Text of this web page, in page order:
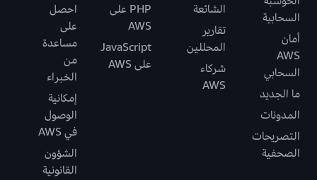
السحابية
أمان
AWS
السحابي
ما الجديد
المدونات
التصريحات
الصحفية
الشائعة
تقارير
المحللين
شركاء
AWS
PHP على
AWS
JavaScript
على AWS
احصل
على
مساعدة
من
الخبراء
إمكانية
الوصول
في AWS
الشؤون
القانونية